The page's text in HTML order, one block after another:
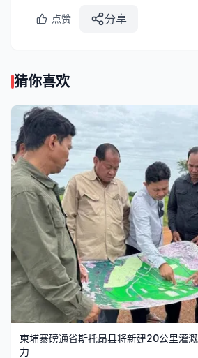
点赞 分享
猜你喜欢
柬埔寨磅通省斯托昂县将新建20公里灌
力